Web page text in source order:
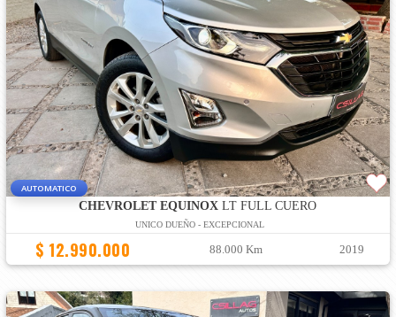
AUTOMATICO
CHEVROLET EQUINOX LT FULL CUERO
UNICO DUEÑO - EXCEPCIONAL
$ 12.990.000 88.000 Km 2019